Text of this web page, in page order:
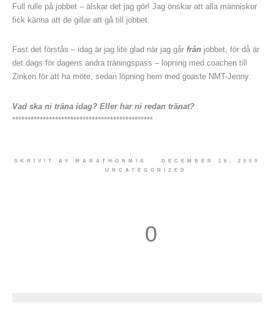
Full rulle på jobbet – älskar det jag gör! Jag önskar att alla människor
fick känna att de gillar att gå till jobbet.
Fast det förstås – idag är jag lite glad när jag går frånjobbet, för då är
det dags för dagens andra träningspass – löpning med coachen till
Zinken för att ha möte, sedan löpning hem med goaste NMT-Jenny.
Vad ska ni träna idag? Eller har ni redan tränat?
**********************************************
SKRIVIT AV MARATHONMIA
DECEMBER 16, 2009
UNCATEGORIZED
0